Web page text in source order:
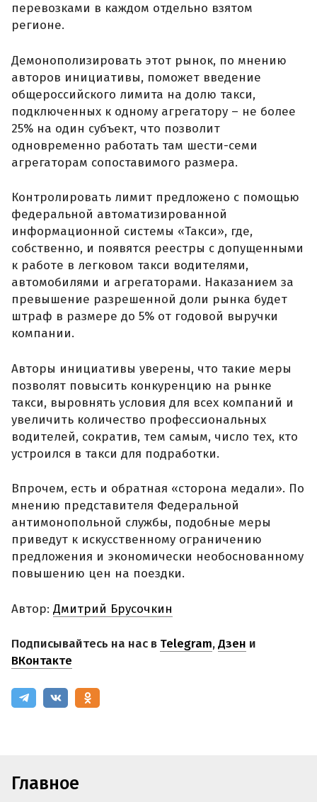
перевозками в каждом отдельно взятом
регионе.
Демонополизировать этот рынок, по мнению
авторов инициативы, поможет введение
общероссийского лимита на долю такси,
подключенных к одному агрегатору – не более
25% на один субъект, что позволит
одновременно работать там шести-семи
агрегаторам сопоставимого размера.
Контролировать лимит предложено с помощью
федеральной автоматизированной
информационной системы «Такси», где,
собственно, и появятся реестры с допущенными
к работе в легковом такси водителями,
автомобилями и агрегаторами. Наказанием за
превышение разрешенной доли рынка будет
штраф в размере до 5% от годовой выручки
компании.
Авторы инициативы уверены, что такие меры
позволят повысить конкуренцию на рынке
такси, выровнять условия для всех компаний и
увеличить количество профессиональных
водителей, сократив, тем самым, число тех, кто
устроился в такси для подработки.
Впрочем, есть и обратная «сторона медали». По
мнению представителя Федеральной
антимонопольной службы, подобные меры
приведут к искусственному ограничению
предложения и экономически необоснованному
повышению цен на поездки.
Автор: Дмитрий Брусочкин
Подписывайтесь на нас в Telegram,Дзен и
ВКонтакте
Главное